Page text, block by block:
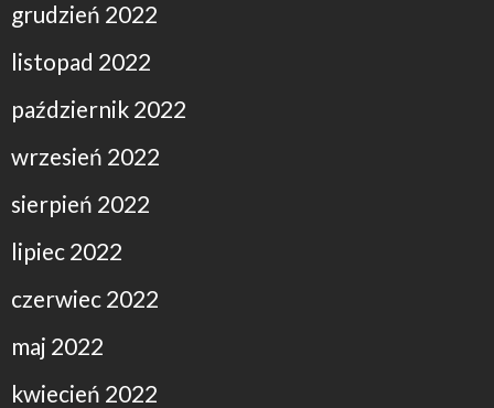
grudzień 2022
listopad 2022
październik 2022
wrzesień 2022
sierpień 2022
lipiec 2022
czerwiec 2022
maj 2022
kwiecień 2022